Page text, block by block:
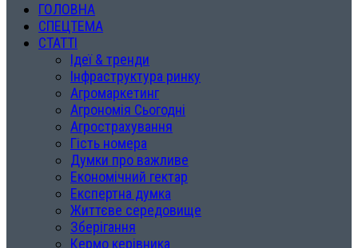
ГОЛОВНА
СПЕЦТЕМА
СТАТТІ
Ідеї & тренди
Інфраструктура ринку
Агромаркетинг
Агрономія Сьогодні
Агрострахування
Гість номера
Думки про важливе
Економічний гектар
Експертна думка
Життєве середовище
Зберігання
Кермо керівника